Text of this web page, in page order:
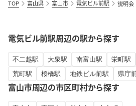
TOP 富山県 富山市 電気ビル前駅 説明会
電気ビル前駅周辺の駅から探す
不二越駅 大泉駅 南富山駅 栄町駅
荒町駅
桜橋駅 地鉄ビル前駅 県庁
富山市周辺の市区町村から探す